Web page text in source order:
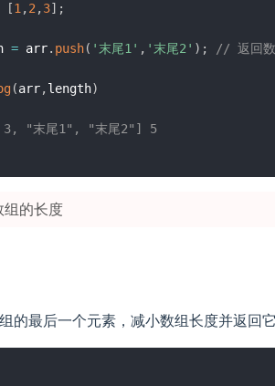
[1,2,3] ;
= arr. push( '末尾1' , '末尾2' ) ; // 返回数
(arr,length)
"末尾1", "末尾2"] 5
组的长度
的最后一个元素，减小数组长度并返回